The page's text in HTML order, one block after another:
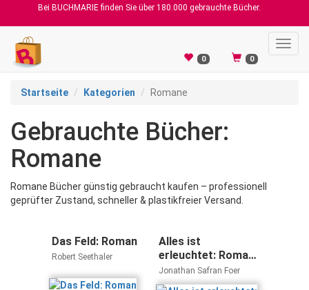
Bei BUCHMARIE finden Sie über 180.000 gebrauchte Bücher.
0 0
Startseite Kategorien Romane
Gebrauchte Bücher:
Romane
Romane Bücher günstig gebraucht kaufen – professionell
geprüfter Zustand, schneller & plastikfreier Versand.
Das Feld: Roman
Robert Seethaler
Alles ist
erleuchtet: Roman
(Fischer
Taschenbibliothek)
Jonathan Safran Foer